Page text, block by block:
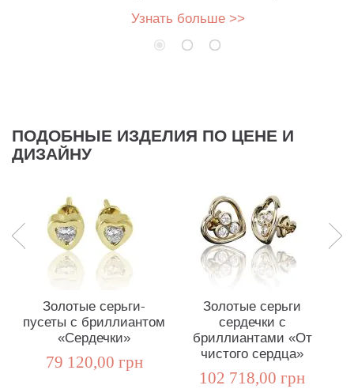
Узнать больше >>
ПОДОБНЫЕ ИЗДЕЛИЯ ПО ЦЕНЕ И
ДИЗАЙНУ
Золотые серьги-
пусеты с бриллиантом
«Сердечки»
79 120,00 грн
Золотые серьги
сердечки с
бриллиантами «От
чистого сердца»
102 718,00 грн